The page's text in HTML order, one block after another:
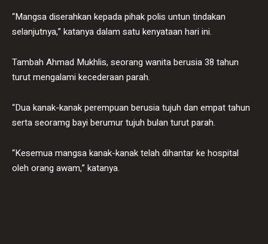
“Mangsa diserahkan kepada pihak polis untun tindakan
selanjutnya,” katanya dalam satu kenyataan hari ini.
Tambah Ahmad Mukhlis, seorang wanita berusia 38 tahun
turut mengalami kecederaan parah.
“Dua kanak-kanak perempuan berusia tujuh dan empat tahun
serta seoramg bayi berumur tujuh bulan turut parah.
“Kesemua mangsa kanak-kanak telah dihantar ke hospital
oleh orang awam,” katanya.